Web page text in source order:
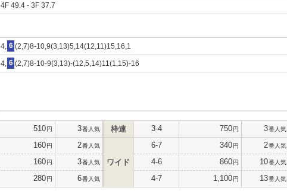
4F 49.4 - 3F 37.7
4, 6 (2,7)8-10,9(3,13)5,14(12,11)15,16,1
4, 6 (2,7)8-10-9(3,13)-(12,5,14)11(1,15)-16
510円 3番人気
160円 2番人気
160円 3番人気
280円 6番人気
枠連 3-4 750円 3番人気
ワイド
6-7 340円 2番人気
4-6 860円 10番人気
4-7 1,100円 13番人気